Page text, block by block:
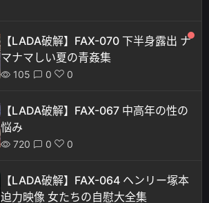
【LADA破解】FAX-070 下半身露出 ナ
マナマしい夏の青姦集
105 0 0
【LADA破解】FAX-067 中高年の性の
悩み
720 0 0
【LADA破解】FAX-064 ヘンリー塚本
迫力映像 女たちの自慰大全集